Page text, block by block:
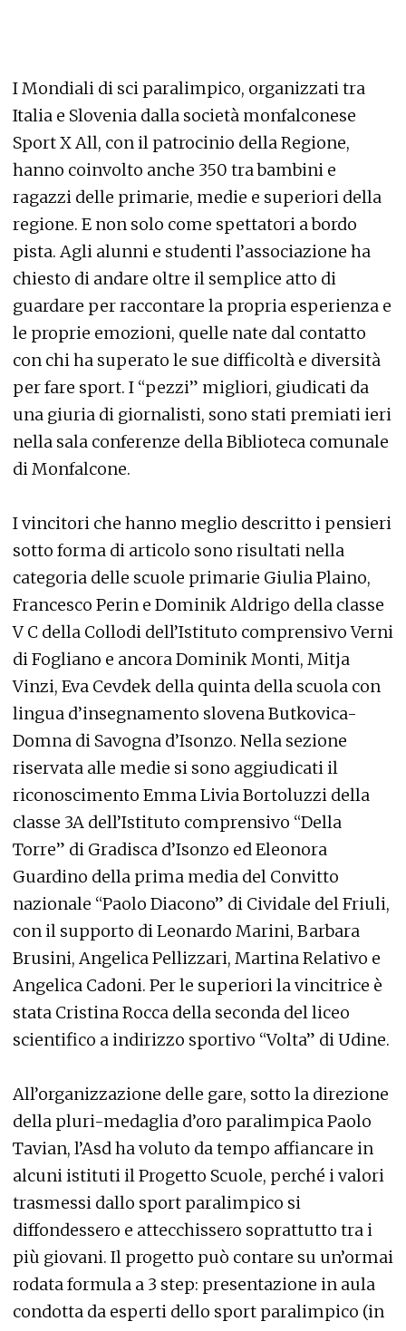
I Mondiali di sci paralimpico, organizzati tra
Italia e Slovenia dalla società monfalconese
Sport X All, con il patrocinio della Regione,
hanno coinvolto anche 350 tra bambini e
ragazzi delle primarie, medie e superiori della
regione. E non solo come spettatori a bordo
pista. Agli alunni e studenti l’associazione ha
chiesto di andare oltre il semplice atto di
guardare per raccontare la propria esperienza e
le proprie emozioni, quelle nate dal contatto
con chi ha superato le sue difficoltà e diversità
per fare sport. I “pezzi” migliori, giudicati da
una giuria di giornalisti, sono stati premiati ieri
nella sala conferenze della Biblioteca comunale
di Monfalcone.
I vincitori che hanno meglio descritto i pensieri
sotto forma di articolo sono risultati nella
categoria delle scuole primarie Giulia Plaino,
Francesco Perin e Dominik Aldrigo della classe
V C della Collodi dell’Istituto comprensivo Verni
di Fogliano e ancora Dominik Monti, Mitja
Vinzi, Eva Cevdek della quinta della scuola con
lingua d’insegnamento slovena Butkovica-
Domna di Savogna d’Isonzo. Nella sezione
riservata alle medie si sono aggiudicati il
riconoscimento Emma Livia Bortoluzzi della
classe 3A dell’Istituto comprensivo “Della
Torre” di Gradisca d’Isonzo ed Eleonora
Guardino della prima media del Convitto
nazionale “Paolo Diacono” di Cividale del Friuli,
con il supporto di Leonardo Marini, Barbara
Brusini, Angelica Pellizzari, Martina Relativo e
Angelica Cadoni. Per le superiori la vincitrice è
stata Cristina Rocca della seconda del liceo
scientifico a indirizzo sportivo “Volta” di Udine.
All’organizzazione delle gare, sotto la direzione
della pluri-medaglia d’oro paralimpica Paolo
Tavian, l’Asd ha voluto da tempo affiancare in
alcuni istituti il Progetto Scuole, perché i valori
trasmessi dallo sport paralimpico si
diffondessero e attecchissero soprattutto tra i
più giovani. Il progetto può contare su un’ormai
rodata formula a 3 step: presentazione in aula
condotta da esperti dello sport paralimpico (in